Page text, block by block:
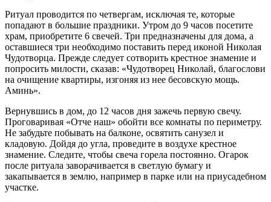
Ритуал проводится по четвергам, исключая те, которые
попадают в большие праздники. Утром до 9 часов посетите
храм, приобретите 6 свечей. Три предназначены для дома, а
оставшиеся три необходимо поставить перед иконой Николая
Чудотворца. Прежде следует сотворить крестное знамение и
попросить милости, сказав: «Чудотворец Николай, благослови
на очищение квартиры, изгоняя из нее бесовскую мощь.
Аминь».
Вернувшись в дом, до 12 часов дня зажечь первую свечу.
Проговаривая «Отче наш» обойти все комнаты по периметру.
Не забудьте побывать на балконе, освятить санузел и
кладовую. Дойдя до угла, проведите в воздухе крестное
знамение. Следите, чтобы свеча горела постоянно. Огарок
после ритуала заворачивается в светлую бумагу и
закапывается в землю, например в парке или на приусадебном
участке.